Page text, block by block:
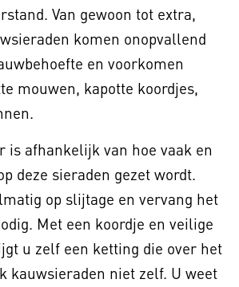
Van gewoon tot extra,
komen onopvallend
en voorkomen
mouwen, kapotte koordjes,
is afhankelijk van hoe vaak en
deze sieraden gezet wordt.
op slijtage en vervang het
Met een koordje en veilige
u zelf een ketting die over het
kauwsieraden niet zelf. U weet